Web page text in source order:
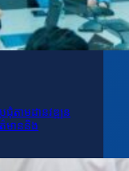
ជុំតាមដានវឌ្ឍន
មាននិង